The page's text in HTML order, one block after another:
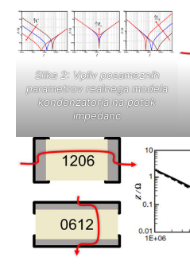
Slika 2: Vpliv posameznih
parametrov realnega modela
kondenzatorja na potek
impedanc